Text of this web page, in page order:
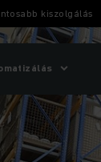
kiszolgálás